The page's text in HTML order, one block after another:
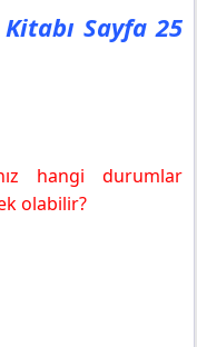
Sayfa 25
hangi durumlar
olabilir?